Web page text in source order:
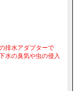
排水アダプターで
水の臭気や虫の侵入